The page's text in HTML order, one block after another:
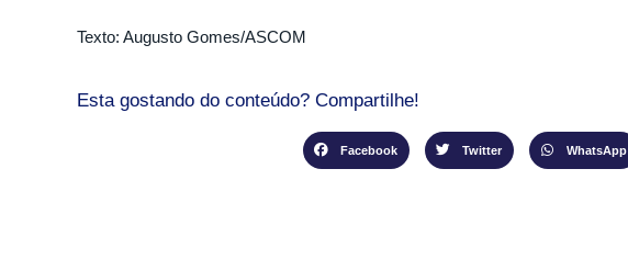
Texto: Augusto Gomes/ASCOM
Esta gostando do conteúdo? Compartilhe!
Facebook Twitter WhatsApp